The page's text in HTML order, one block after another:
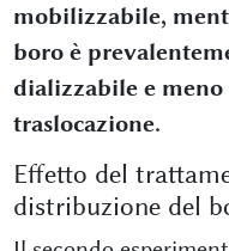
mobilizzabile,
boro è
dializzabile e
traslocazione.
Effetto del
distribuzione del